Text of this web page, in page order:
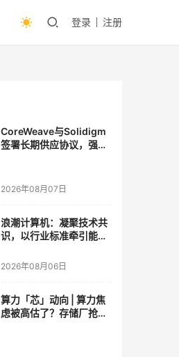
登录 注册
CoreWeave与Solidigm
签署长期供应协议，强化
2026年08月07日
浪潮计算机：凝聚技术共
识，以行业标准牵引能力
2026年08月06日
算力「芯」动向 | 算力焦
虑被高估了？存储厂抢了